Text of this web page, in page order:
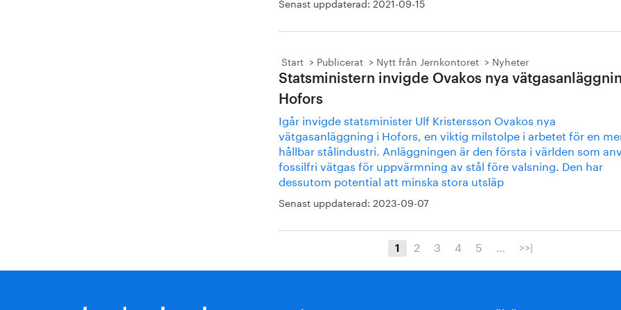
Start Publicerat Nytt från Jernkontoret Nyheter
Statsministern invigde Ovakos nya
Hofors
Igår invigde statsminister Ulf Kristersson Ovakos nya
vätgasanläggning i Hofors, en viktig milstolpe i arbetet för en
hållbar stålindustri. Anläggningen är den första i världen som
fossilfri vätgas för uppvärmning av stål före valsning. Den har
dessutom potential att minska stora utsläp
Senast uppdaterad: 2023-09-07
1 2 3 4 5 … >>|